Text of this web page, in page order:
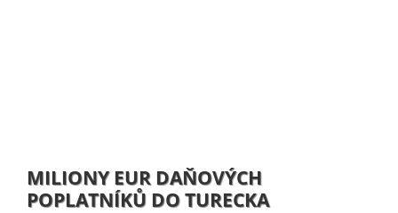
MILIONY EUR DAŇOVÝCH
POPLATNÍKŮ DO TURECKA